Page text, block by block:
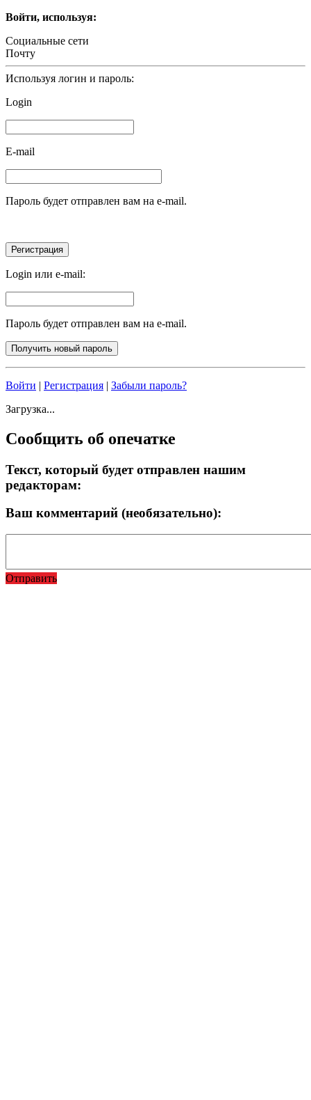
Войти, используя:
Социальные сети
Почту
Используя логин и пароль:
Login
E-mail
Пароль будет отправлен вам на e-mail.
Login или e-mail:
Пароль будет отправлен вам на e-mail.
Войти | Регистрация | Забыли пароль?
Загрузка...
Сообщить об опечатке
Текст, который будет отправлен нашим
редакторам:
Ваш комментарий (необязательно):
Отправить